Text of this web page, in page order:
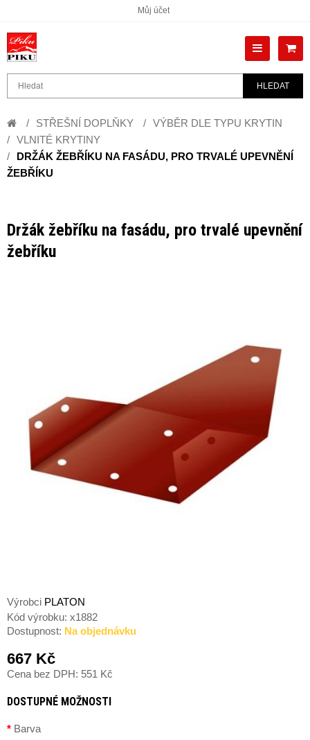
Můj účet
HLEDAT
STŘEŠNÍ DOPLŇKY
VÝBĚR DLE TYPU KRYTIN
VLNITÉ KRYTINY
DRŽÁK ŽEBŘÍKU NA FASÁDU, PRO TRVALÉ UPEVNĚNÍ
ŽEBŘÍKU
Držák žebříku na fasádu, pro trvalé upevnění
žebříku
Výrobci PLATON
Kód výrobku: x1882
Dostupnost: Na objednávku
667 Kč
Cena bez DPH: 551 Kč
DOSTUPNÉ MOŽNOSTI
Barva